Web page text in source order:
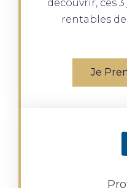
découvrir, ces
rentables de
Je